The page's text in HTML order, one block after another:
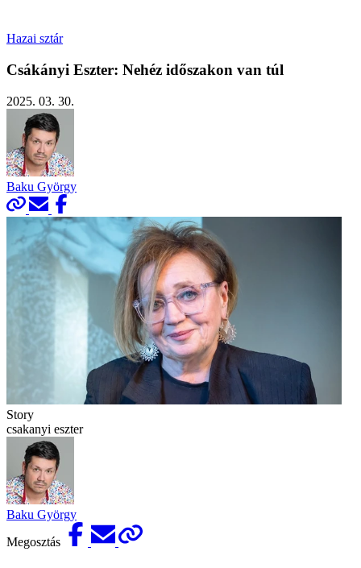
Hazai sztár
Csákányi Eszter: Nehéz időszakon van túl
2025. 03. 30.
Baku György
Story
csakanyi eszter
Baku György
Megosztás